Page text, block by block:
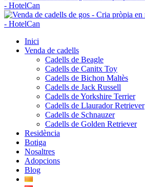
Inici
Venda de cadells
Cadells de Beagle
Cadells de Canitx Toy
Cadells de Bichon Maltès
Cadells de Jack Russell
Cadells de Yorkshire Terrier
Cadells de Llaurador Retriever
Cadells de Schnauzer
Cadells de Golden Retriever
Residència
Botiga
Nosaltres
Adopcions
Blog